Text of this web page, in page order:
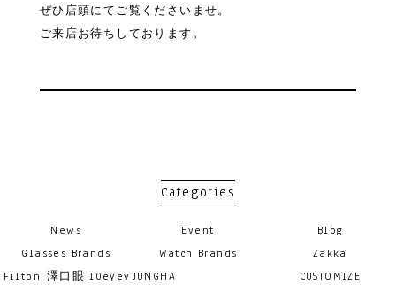
ぜひ店頭にてご覧くださいませ。
ご来店お待ちしております。
Categories
News Event
Blog
Glasses Brands
Filton 澤口眼 10eyev
Watch Brands
JUNGHA
Zakka
CUSTOMIZE